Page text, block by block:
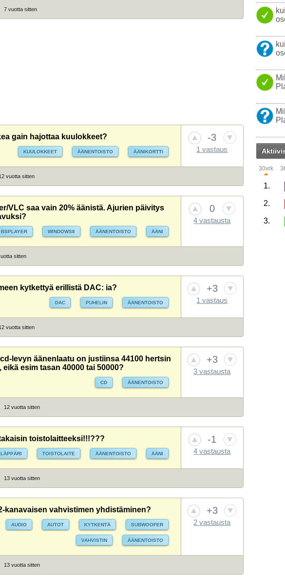
7 vuotta sitten
gain hajottaa kuulokkeet?
KUULOKKEET ÄÄNENTOISTO ÄÄNIKORTTI
-3
1 vastaus
vuotta sitten
VLC saa vain 20% äänistä. Ajurien päivitys
BSPLAYER WINDOWS8 ÄÄNENTOISTO ÄÄNI
0
4 vastausta
sitten
kytkettyä erillistä DAC: ia?
DAC PUHELIN ÄÄNENTOISTO
+3
1 vastaus
vuotta sitten
levyn äänenlaatu on justiinsa 44100 hertsin
esim tasan 40000 tai 50000?
CD ÄÄNENTOISTO
+3
3 vastausta
12 vuotta sitten
toistolaitteeksi!!!???
LÄPPÄRI TOISTOLAITE ÄÄNENTOISTO ÄÄNI
-1
4 vastausta
13 vuotta sitten
kanavaisen vahvistimen yhdistäminen?
AUDIO AUTOT KYTKENTÄ SUBWOOFER
VAHVISTIN ÄÄNENTOISTO
+3
2 vastausta
13 vuotta sitten
30vrk
1.
2.
3.